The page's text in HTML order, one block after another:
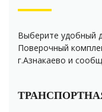
Выберите удобный
Поверочный
г.Азнакаево и